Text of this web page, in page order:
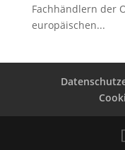
Fachhändlern der
europäischen...